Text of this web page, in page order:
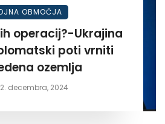
OBMOČJA
operacij?-Ukrajina
poti vrniti
ozemlja
2. decembra, 2024